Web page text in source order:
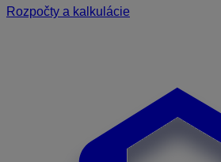
Rozpočty a kalkulácie